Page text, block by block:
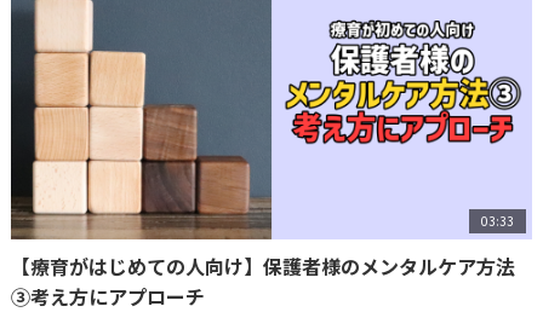
03:33
【療育がはじめての人向け】保護者様のメンタルケア方法
③考え方にアプローチ